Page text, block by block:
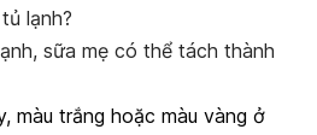
lạnh?
sữa mẹ có thể tách thành
màu trắng hoặc màu vàng ở